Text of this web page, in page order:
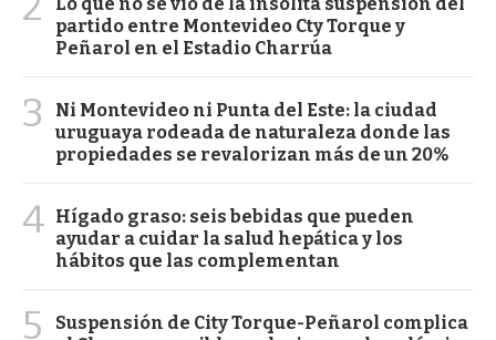
partido entre Montevideo Cty Torque y
Peñarol en el Estadio Charrúa
3
Ni Montevideo ni Punta del Este: la ciudad
uruguaya rodeada de naturaleza donde las
propiedades se revalorizan más de un 20%
4 Hígado graso: seis bebidas que pueden
ayudar a cuidar la salud hepática y los
hábitos que las complementan
5
Suspensión de City Torque-Peñarol complica